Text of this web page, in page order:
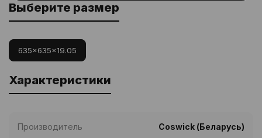
Выберите размер
635x635x19.05
Характеристики
Производитель Coswick (Беларусь)